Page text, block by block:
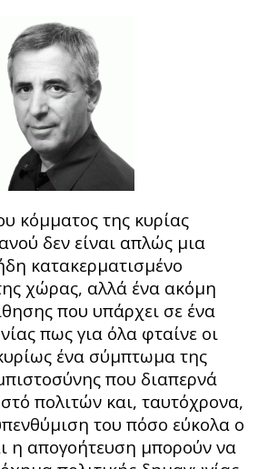
κόμματος της κυρίας
δεν είναι απλώς μια
κατακερματισμένο
χώρας, αλλά ένα ακόμη
που υπάρχει σε ένα
πως για όλα φταίνε οι
ένα σύμπτωμα της
που διαπερνά
πολιτών και, ταυτόχρονα,
του πόσο εύκολα ο
η απογοήτευση μπορούν να